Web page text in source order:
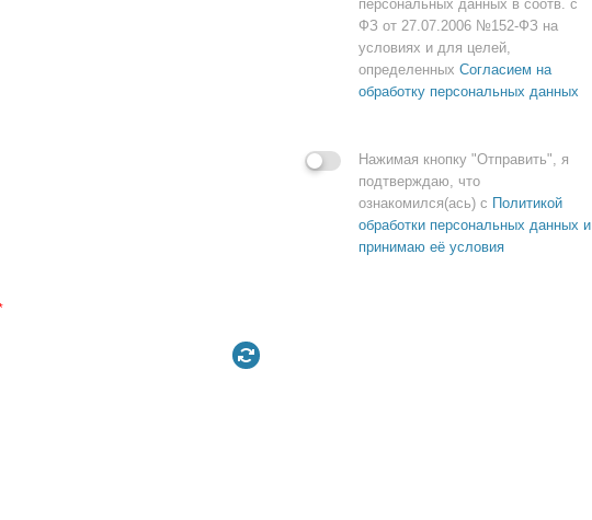
персональных данных в соотв. с
ФЗ от 27.07.2006 №152-ФЗ на
условиях и для целей,
определенных Согласием на
обработку персональных данных
Нажимая кнопку "Отправить", я
подтверждаю, что
ознакомился(ась) с Политикой
обработки персональных данных и
принимаю её условия